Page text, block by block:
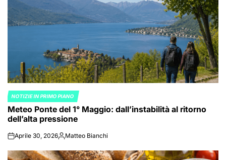
POSTED
IN
NOTIZIE IN PRIMO PIANO
Meteo Ponte del 1° Maggio: dall’instabilità al ritorno
dell’alta pressione
onAprile 30, 2026Posted
Matteo Bianchi